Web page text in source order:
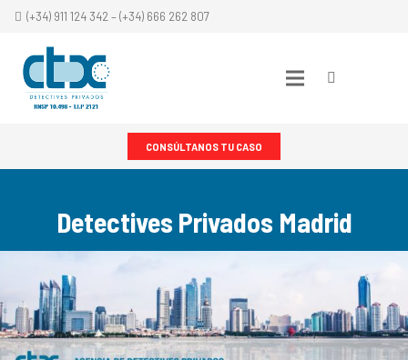
(+34) 911 124 342 – (+34) 666 262 807
CONSÚLTANOS TU CASO
Detectives Privados Madrid